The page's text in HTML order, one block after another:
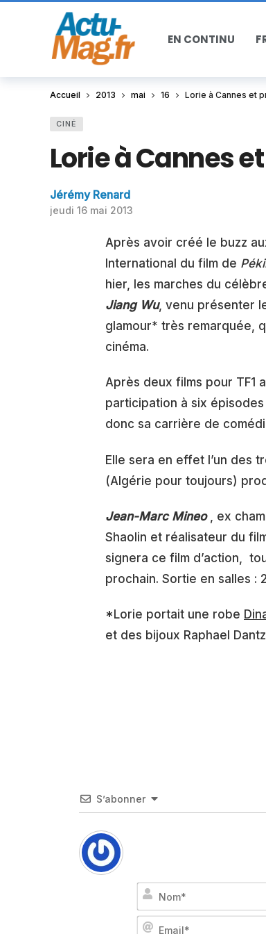
EN CONTINU
Accueil 2013 mai 16 Lorie à Cannes et
CINÉ
Lorie à Cannes
Jérémy Renard
jeudi 16 mai 2013
Après avoir créé le buzz
International du film de
hier, les marches du
Jiang Wu, venu présenter
glamour* très remarquée,
cinéma.
Après deux films pour TF1
participation à six épisodes
donc sa carrière de
Elle sera en effet l’un des
(Algérie pour toujours)
Jean-Marc Mineo, ex
Shaolin et réalisateur du film
signera ce film d’action,
prochain. Sortie en salles :
*Lorie portait une robe
et des bijoux Raphael
S’abonner